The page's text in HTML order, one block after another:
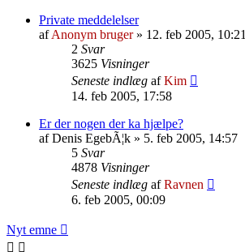
Private meddelelser
afAnonym bruger» 12. feb 2005, 10:21
2 Svar
3625 Visninger
Seneste indlæg afKim
14. feb 2005, 17:58
Er der nogen der ka hjælpe?
afDenis EgebÃ¦k » 5. feb 2005, 14:57
5 Svar
4878 Visninger
Seneste indlæg afRavnen
6. feb 2005, 00:09
Nyt emne